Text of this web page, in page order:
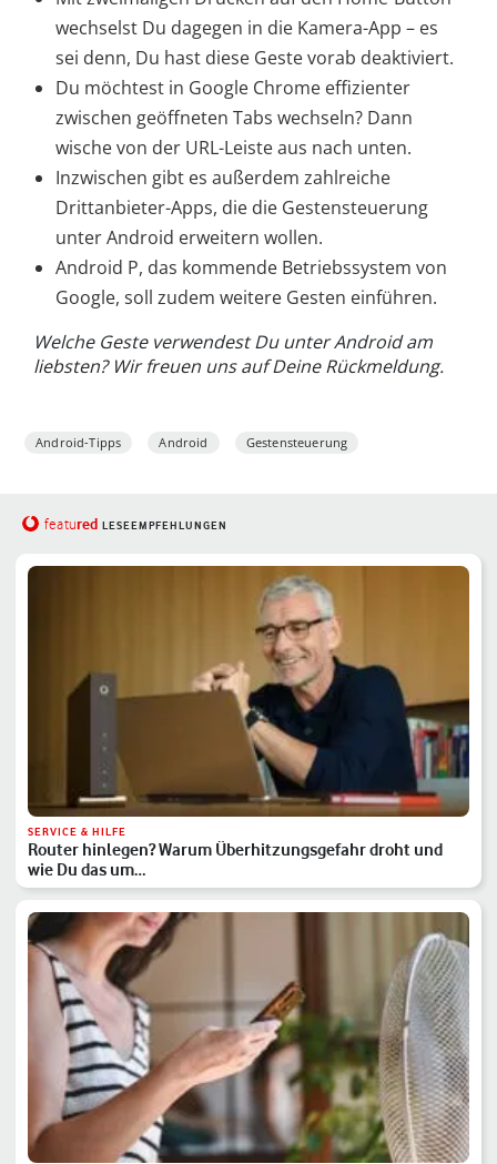
wechselst Du dagegen in die Kamera-App – es
sei denn, Du hast diese Geste vorab deaktiviert.
Du möchtest in Google Chrome effizienter
zwischen geöffneten Tabs wechseln? Dann
wische von der URL-Leiste aus nach unten.
Inzwischen gibt es außerdem zahlreiche
Drittanbieter-Apps, die die Gestensteuerung
unter Android erweitern wollen.
Android P, das kommende Betriebssystem von
Google, soll zudem weitere Gesten einführen.
Welche Geste verwendest Du unter Android am
liebsten? Wir freuen uns auf Deine Rückmeldung.
Android-Tipps Android Gestensteuerung
featured LESEEMPFEHLUNGEN
SERVICE & HILFE
Router hinlegen? Warum Überhitzungsgefahr droht und
wie Du das um…